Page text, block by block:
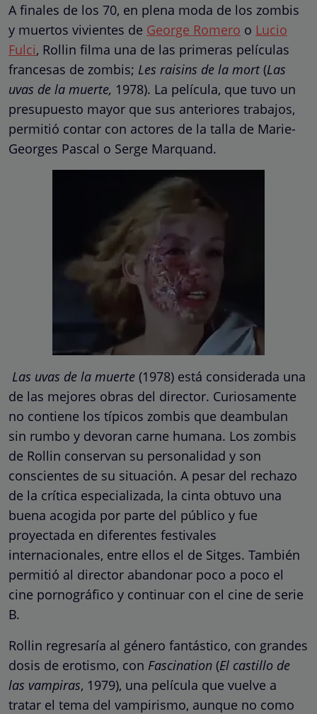
A finales de los 70, en plena moda de los zombis
y muertos vivientes de George Romero o Lucio
Fulci, Rollin filma una de las primeras películas
francesas de zombis; Les raisins de la mort(Las
uvas de la muerte, 1978). La película, que tuvo un
presupuesto mayor que sus anteriores trabajos,
permitió contar con actores de la talla de Marie-
Georges Pascal o Serge Marquand.
Las uvas de la muerte (1978) está considerada una
de las mejores obras del director. Curiosamente
no contiene los típicos zombis que deambulan
sin rumbo y devoran carne humana. Los zombis
de Rollin conservan su personalidad y son
conscientes de su situación. A pesar del rechazo
de la crítica especializada, la cinta obtuvo una
buena acogida por parte del público y fue
proyectada en diferentes festivales
internacionales, entre ellos el de Sitges. También
permitió al director abandonar poco a poco el
cine pornográfico y continuar con el cine de serie
B.
Rollin regresaría al género fantástico, con grandes
dosis de erotismo, con Fascination (El castillo de
las vampiras, 1979), una película que vuelve a
tratar el tema del vampirismo, aunque no como